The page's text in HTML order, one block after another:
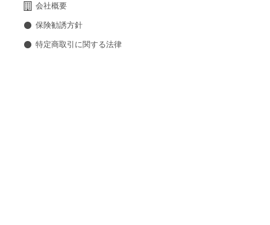
会社概要
保険勧誘方針
特定商取引に関する法律